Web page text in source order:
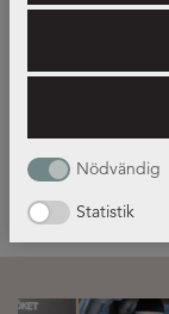
Nödvändig
Statistik